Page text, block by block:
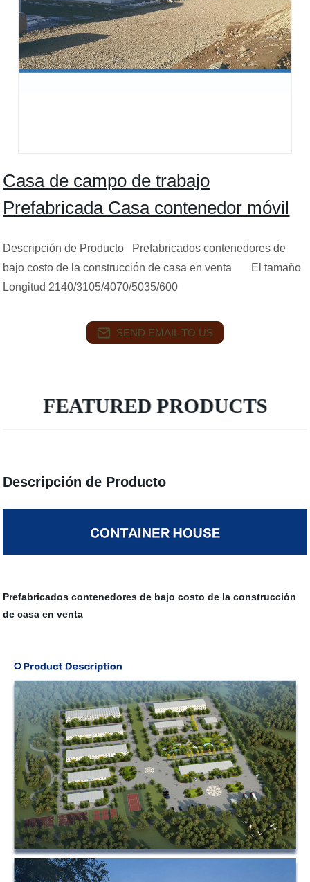
Casa de campo de trabajo
Prefabricada Casa contenedor móvil
Descripción de Producto Prefabricados contenedores de
bajo costo de la construcción de casa en venta El tamaño
Longitud 2140/3105/4070/5035/600
SEND EMAIL TO US
FEATURED PRODUCTS
Descripción de Producto
Prefabricados contenedores de bajo costo de la construcción
de casa en venta